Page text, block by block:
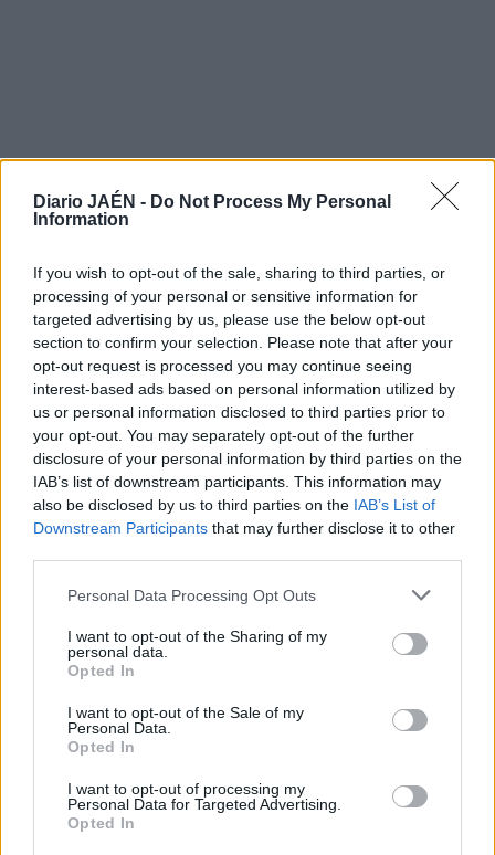
Diario JAÉN - Do Not Process My Personal
Information
If you wish to opt-out of the sale, sharing to third parties, or
processing of your personal or sensitive information for
targeted advertising by us, please use the below opt-out
section to confirm your selection. Please note that after your
opt-out request is processed you may continue seeing
interest-based ads based on personal information utilized by
us or personal information disclosed to third parties prior to
your opt-out. You may separately opt-out of the further
disclosure of your personal information by third parties on the
IAB’s list of downstream participants. This information may
also be disclosed by us to third parties on the IAB’s List of
Downstream Participants that may further disclose it to other
Personal Data Processing Opt Outs
I want to opt-out of the Sharing of my
personal data.
Opted In
I want to opt-out of the Sale of my
Personal Data.
Opted In
I want to opt-out of processing my
Personal Data for Targeted Advertising.
Opted In
Un turismo colisiona contra un
camión de reparto de bombonas
en la calle Eduardo García-
Triviño López en Jaén